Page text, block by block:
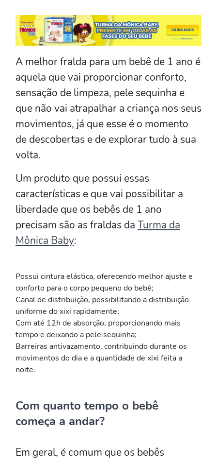
A melhor fralda para um bebê de 1 ano é
aquela que vai proporcionar conforto,
sensação de limpeza, pele sequinha e
que não vai atrapalhar a criança nos seus
movimentos, já que esse é o momento
de descobertas e de explorar tudo à sua
volta.
Um produto que possui essas
características e que vai possibilitar a
liberdade que os bebês de 1 ano
precisam são as fraldas da Turma da
Mônica Baby:
Possui cintura elástica, oferecendo melhor ajuste e
conforto para o corpo pequeno do bebê;
Canal de distribuição, possibilitando a distribuição
uniforme do xixi rapidamente;
Com até 12h de absorção, proporcionando mais
tempo e deixando a pele sequinha;
Barreiras antivazamento, contribuindo durante os
movimentos do dia e a quantidade de xixi feita a
noite.
Com quanto tempo o bebê
começa a andar?
Em geral, é comum que os bebês